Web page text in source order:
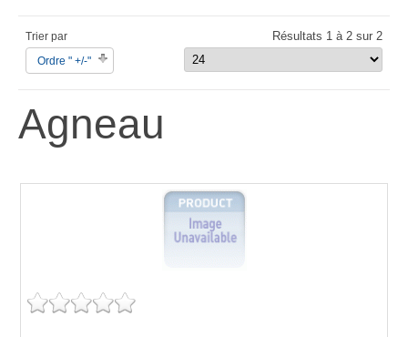
Trier par
Ordre " +/-"
Résultats 1 à 2 sur 2
Agneau